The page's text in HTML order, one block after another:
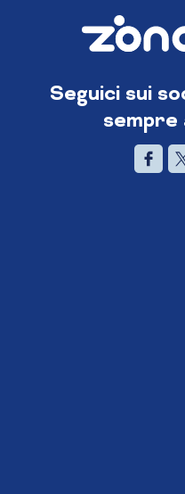
Seguici sui
sempre